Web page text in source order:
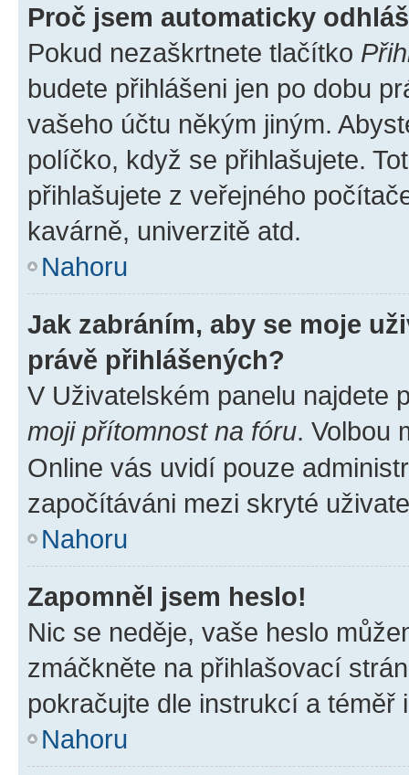
Proč jsem automaticky
Pokud nezaškrtnete tlačítko
budete přihlášeni jen po dobu
vašeho účtu někým jiným.
políčko, když se přihlašujete.
přihlašujete z veřejného
kavárně, univerzitě atd.
Nahoru
Jak zabráním, aby se moje
právě přihlášených?
V Uživatelském panelu najdete
moji přítomnost na fóru. Volbou
Online vás uvidí pouze
započítáváni mezi skryté
Nahoru
Zapomněl jsem heslo!
Nic se neděje, vaše heslo
zmáčkněte na přihlašovací
pokračujte dle instrukcí a téměř
Nahoru